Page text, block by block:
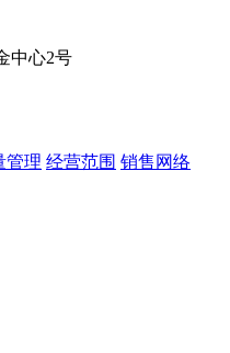
中心2号
管理 经营范围 销售网络